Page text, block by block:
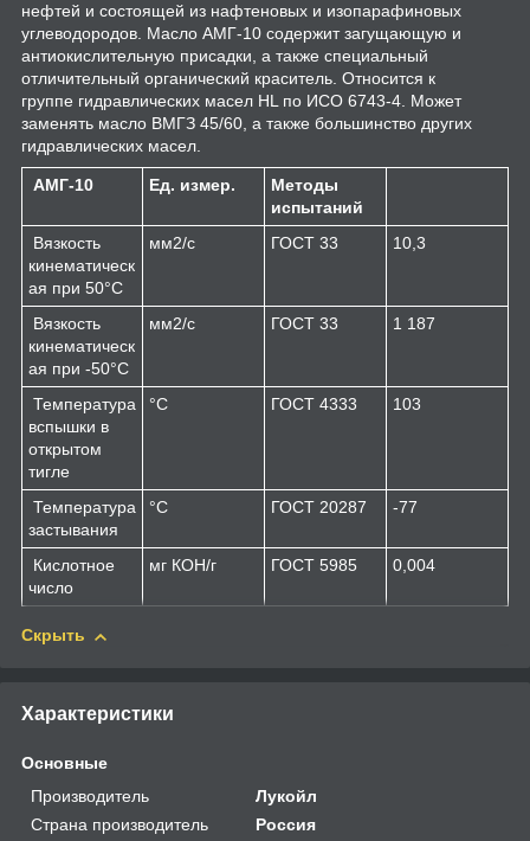
нефтей и состоящей из нафтеновых и изопарафиновых
углеводородов. Масло АМГ-10 содержит загущающую и
антиокислительную присадки, а также специальный
отличительный органический краситель. Относится к
группе гидравлических масел HL по ИСО 6743-4. Может
заменять масло ВМГЗ 45/60, а также большинство других
гидравлических масел.
АМГ-10 Ед. измер.
Методы
испытаний
Вязкость
кинематическ
ая при 50°С
мм2/с ГОСТ 33 10,3
Вязкость
кинематическ
ая при -50°С
мм2/с ГОСТ 33 1 187
Температура
вспышки в
открытом
тигле
°С ГОСТ 4333 103
Температура
застывания
°С ГОСТ 20287 -77
Кислотное
число
мг КОН/г ГОСТ 5985 0,004
Скрыть
Характеристики
Основные
Производитель
Лукойл
Страна производитель
Россия